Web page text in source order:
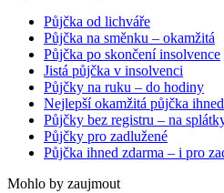
Půjčka od lichváře
Půjčka na směnku – okamžitá
Půjčka po skončení insolvence
Jistá půjčka v insolvenci
Půjčky na ruku – do hodiny
Nejlepší okamžitá půjčka ihned
Půjčky bez registru – na
Půjčky pro zadlužené
Půjčka ihned zdarma – i pro
Mohlo by zaujmout